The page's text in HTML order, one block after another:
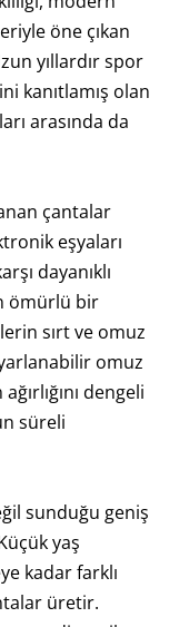
öne çıkan
yıllardır spor
kanıtlamış olan
arasında da
çantalar
eşyaları
dayanıklı
ömürlü bir
sırt ve omuz
omuz
dengeli
süreli
sunduğu geniş
yaş
kadar farklı
üretir.